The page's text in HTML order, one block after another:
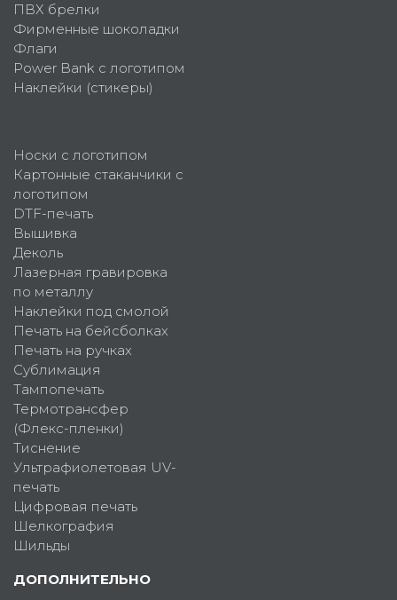
ПВХ брелки
Фирменные шоколадки
Флаги
Power Bank с логотипом
Наклейки (стикеры)
Носки с логотипом
Картонные стаканчики с
логотипом
DTF-печать
Вышивка
Деколь
Лазерная гравировка
по металлу
Наклейки под смолой
Печать на бейсболках
Печать на ручках
Сублимация
Тампопечать
Термотрансфер
(Флекс-пленки)
Тиснение
Ультрафиолетовая UV-
печать
Цифровая печать
Шелкография
Шильды
ДОПОЛНИТЕЛЬНО